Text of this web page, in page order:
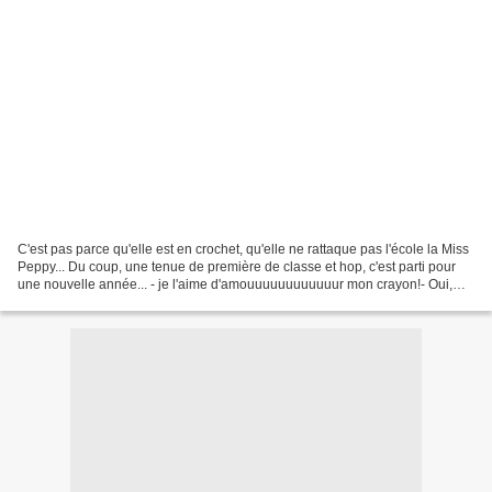
C'est pas parce qu'elle est en crochet, qu'elle ne rattaque pas l'école la Miss
Peppy... Du coup, une tenue de première de classe et hop, c'est parti pour
une nouvelle année... - je l'aime d'amouuuuuuuuuuuur mon crayon!- Oui,